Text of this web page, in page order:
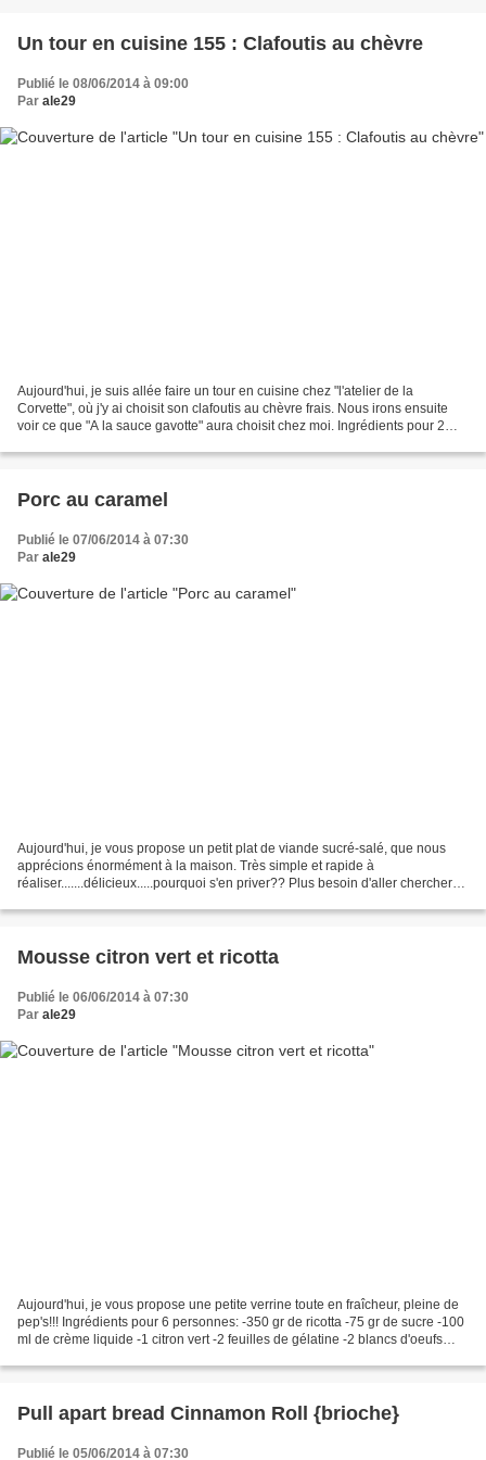
Un tour en cuisine 155 : Clafoutis au chèvre
Publié le 08/06/2014 à 09:00
Par ale29
Aujourd'hui, je suis allée faire un tour en cuisine chez "l'atelier de la
Corvette", où j'y ai choisit son clafoutis au chèvre frais. Nous irons ensuite
voir ce que "A la sauce gavotte" aura choisit chez moi. Ingrédients pour 2
Porc au caramel
Publié le 07/06/2014 à 07:30
Par ale29
Aujourd'hui, je vous propose un petit plat de viande sucré-salé, que nous
apprécions énormément à la maison. Très simple et rapide à
réaliser.......délicieux.....pourquoi s'en priver?? Plus besoin d'aller chercher
Mousse citron vert et ricotta
Publié le 06/06/2014 à 07:30
Par ale29
Aujourd'hui, je vous propose une petite verrine toute en fraîcheur, pleine de
pep's!!! Ingrédients pour 6 personnes: -350 gr de ricotta -75 gr de sucre -100
ml de crème liquide -1 citron vert -2 feuilles de gélatine -2 blancs d'oeufs
Pull apart bread Cinnamon Roll {brioche}
Publié le 05/06/2014 à 07:30